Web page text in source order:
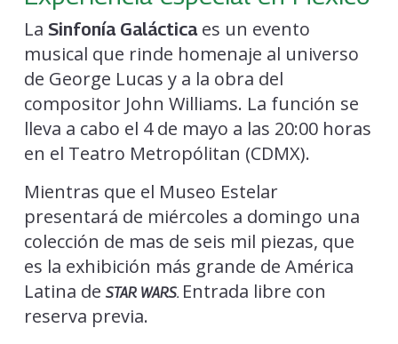
La Sinfonía Galácticaes un evento
musical que rinde homenaje al universo
de George Lucas y a la obra del
compositor John Williams. La función se
lleva a cabo el 4 de mayo a las 20:00 horas
en el Teatro Metropólitan (CDMX).
Mientras que el Museo Estelar
presentará de miércoles a domingo una
colección de mas de seis mil piezas, que
es la exhibición más grande de América
Latina de STAR WARS. Entrada libre con
reserva previa.